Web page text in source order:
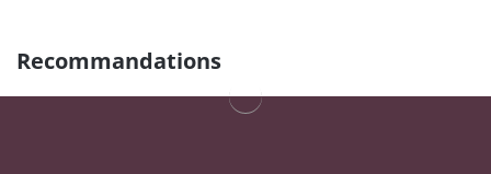
Recommandations